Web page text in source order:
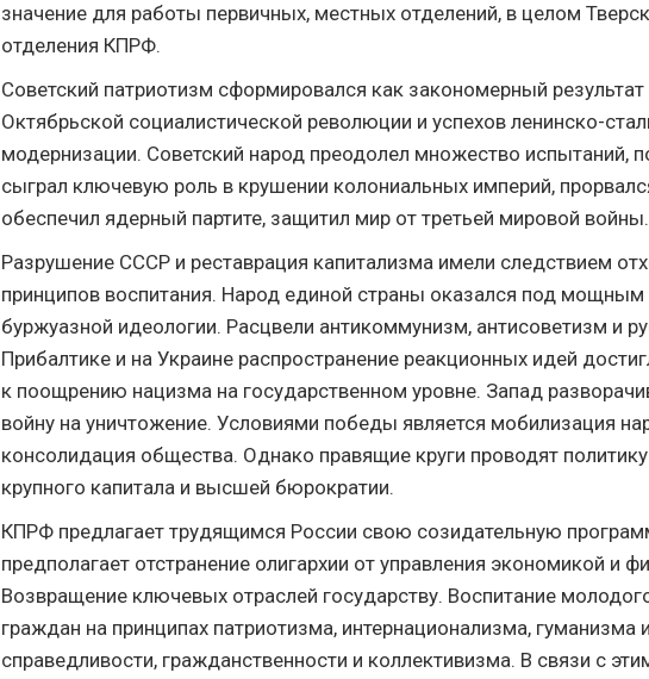
значение для работы первичных, местных отделений, в целом
отделения КПРФ.
Советский патриотизм сформировался как закономерный
Октябрьской социалистической революции и успехов ленинско-
модернизации. Советский народ преодолел множество испытаний,
сыграл ключевую роль в крушении колониальных империй,
обеспечил ядерный партите, защитил мир от третьей мировой войны.
Разрушение СССР и реставрация капитализма имели следствием
принципов воспитания. Народ единой страны оказался под
буржуазной идеологии. Расцвели антикоммунизм, антисоветизм и
Прибалтике и на Украине распространение реакционных идей
к поощрению нацизма на государственном уровне. Запад
войну на уничтожение. Условиями победы является мобилизация
консолидация общества. Однако правящие круги проводят политику
крупного капитала и высшей бюрократии.
КПРФ предлагает трудящимся России свою созидательную
предполагает отстранение олигархии от управления экономикой и
Возвращение ключевых отраслей государству. Воспитание
граждан на принципах патриотизма, интернационализма, гуманизма
справедливости, гражданственности и коллективизма. В связи с